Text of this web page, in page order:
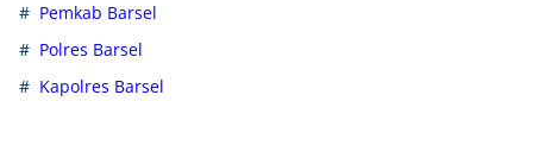
Pemkab Barsel
Polres Barsel
Kapolres Barsel